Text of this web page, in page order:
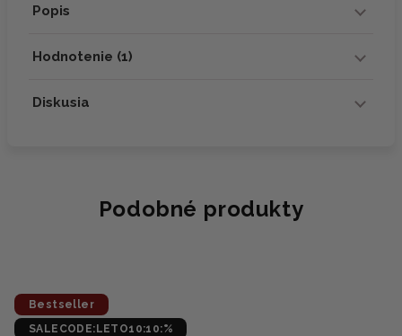
Popis
Hodnotenie (1)
Diskusia
Podobné produkty
Bestseller
SALECODE:LETO10:10:%